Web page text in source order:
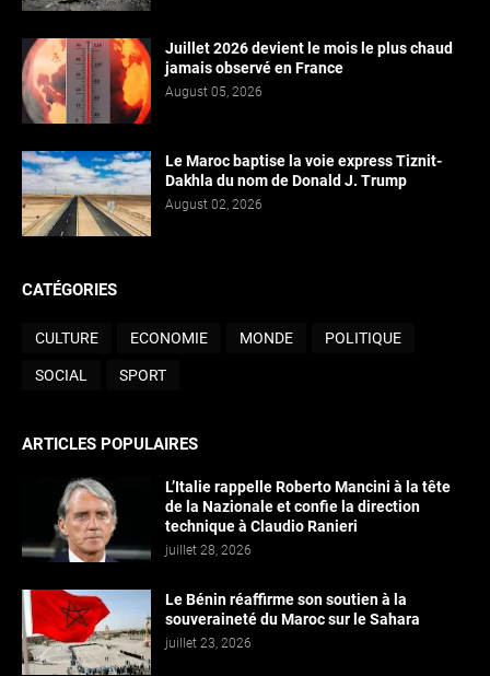
Juillet 2026 devient le mois le plus chaud
jamais observé en France
August 05, 2026
Le Maroc baptise la voie express Tiznit-
Dakhla du nom de Donald J. Trump
August 02, 2026
CATÉGORIES
CULTURE ECONOMIE MONDE POLITIQUE
SOCIAL SPORT
ARTICLES POPULAIRES
L’Italie rappelle Roberto Mancini à la tête
de la Nazionale et confie la direction
technique à Claudio Ranieri
juillet 28, 2026
Le Bénin réaffirme son soutien à la
souveraineté du Maroc sur le Sahara
juillet 23, 2026